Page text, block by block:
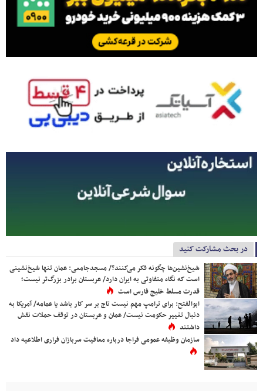
در بحث مشارکت کنید
شیخ‌نشین‌ها چگونه فکر می‌کنند؟/ مسجدجامعی: عمان تنها شیخ‌نشینی
است که نگاه متفاوتی به ایران دارد/ عربستان برادر بزرگ‌تر نیست؛
قدرت مسلط خلیج فارس است
ابوالفتح: برای ترامپ مهم نیست تاج بر سر کار باشد یا عمامه/ آمریکا به
دنبال تغییر حکومت نیست/ عمان و عربستان در توقف حملات نقش
داشتند
سازمان وظیفه عمومی فراجا درباره معافیت سربازان فراری اطلاعیه داد